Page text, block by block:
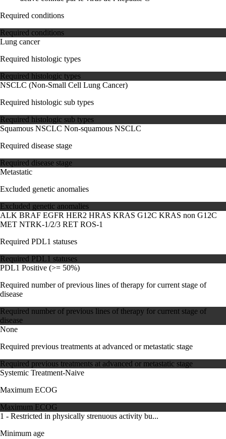
Required conditions
Required conditions
Lung cancer
Required histologic types
Required histologic types
NSCLC (Non-Small Cell Lung Cancer)
Required histologic sub types
Required histologic sub types
Squamous NSCLC Non-squamous NSCLC
Required disease stage
Required disease stage
Metastatic
Excluded genetic anomalies
Excluded genetic anomalies
ALK BRAF EGFR HER2 HRAS KRAS G12C KRAS non G12C
MET NTRK-1/2/3 RET ROS-1
Required PDL1 statuses
Required PDL1 statuses
PDL1 Positive (>= 50%)
Required number of previous lines of therapy for current stage of
disease
Required number of previous lines of therapy for current stage of
disease
None
Required previous treatments at advanced or metastatic stage
Required previous treatments at advanced or metastatic stage
Systemic Treatment-Naive
Maximum ECOG
Maximum ECOG
1 - Restricted in physically strenuous activity bu...
Minimum age